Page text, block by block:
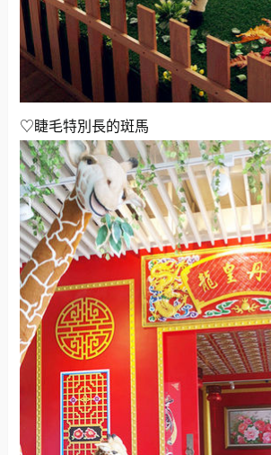
♡睫毛特別長的斑馬